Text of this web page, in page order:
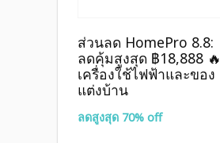
ส่วนลด HomePro 8.8:
ลดคุ้มสูงสุด ฿18,888 🔥
เครื่องใช้ไฟฟ้าและของ
แต่งบ้าน
ลดสูงสุด 70% off